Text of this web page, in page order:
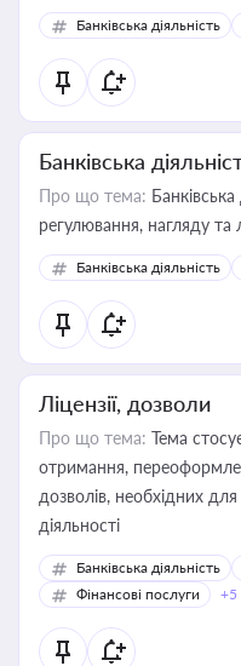
забезпечувати їх
контрагентами
Банківська діяльність
Банківська
Про що тема:
регулювання, нагляду та
Банківська діяльність
Ліцензії, дозволи
Про що тема: Тема
отримання,
дозволів, необхідних
діяльності
Банківська діяльність
Фінансові послуги
+5